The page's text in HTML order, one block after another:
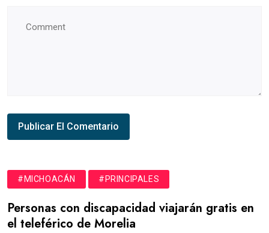
#MICHOACÁN #PRINCIPALES
Personas con discapacidad viajarán gratis en
el teleférico de Morelia